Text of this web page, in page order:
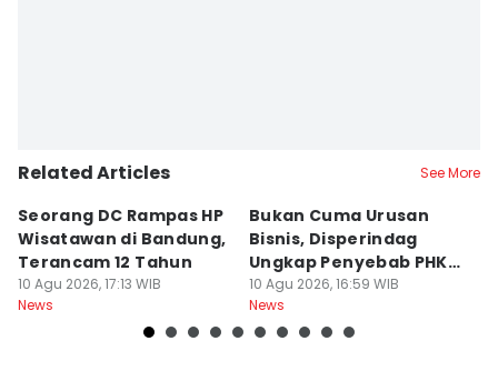
Related Articles See More
Seorang DC Rampas HP
Wisatawan di Bandung,
Terancam 12 Tahun
10 Agu 2026, 17:13 WIB
News
Bukan Cuma Urusan
Bisnis, Disperindag
Ungkap Penyebab PHK
Industri di Jabar
10 Agu 2026, 16:59 WIB
News